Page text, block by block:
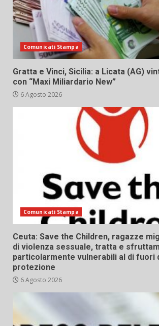
Comunicati Stampa
Gratta e Vinci, Sicilia: a Licata (AG)
con “Maxi Miliardario New”
6 Agosto 2026
Comunicati Stampa
Ceuta: Save the Children, ragazze
di violenza sessuale, tratta e
particolarmente vulnerabili al di fuori
protezione
6 Agosto 2026